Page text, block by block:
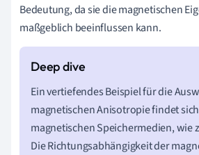
Bedeutung, da sie die magnetischen
maßgeblich beeinflussen kann.
Ein vertiefendes Beispiel für die
magnetischen Anisotropie findet
magnetischen Speichermedien, wie
Die Richtungsabhängigkeit der